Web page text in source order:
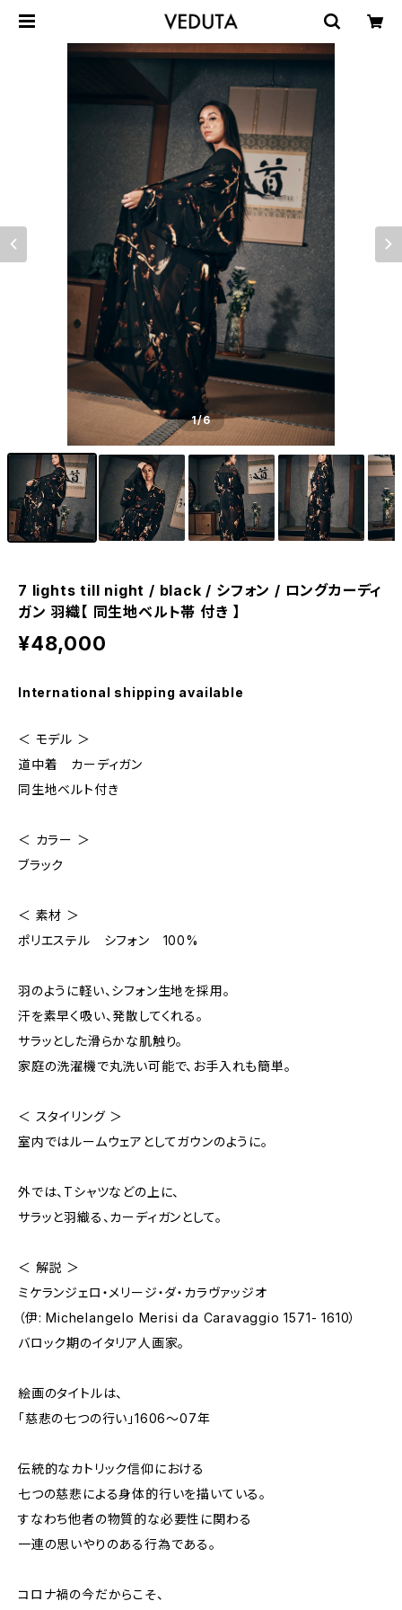
1/6
7 lights till night / black / シフォン / ロングカーディ
ガン 羽織【 同生地ベルト帯 付き 】
¥48,000
International shipping available
＜ モデル ＞
道中着 カーディガン
同生地ベルト付き
＜ カラー ＞
ブラック
＜ 素材 ＞
ポリエステル シフォン 100%
羽のように軽い、シフォン生地を採用。
汗を素早く吸い、発散してくれる。
サラッとした滑らかな肌触り。
家庭の洗濯機で丸洗い可能で、お手入れも簡単。
＜ スタイリング ＞
室内ではルームウェアとしてガウンのように。
外では、Tシャツなどの上に、
サラッと羽織る、カーディガンとして。
＜ 解説 ＞
ミケランジェロ・メリージ・ダ・カラヴァッジオ
（伊: Michelangelo Merisi da Caravaggio 1571- 1610）
バロック期のイタリア人画家。
絵画のタイトルは、
「慈悲の七つの行い」1606～07年
伝統的なカトリック信仰における
七つの慈悲による身体的行いを描いている。
すなわち他者の物質的な必要性に関わる
一連の思いやりのある行為である。
コロナ禍の今だからこそ、